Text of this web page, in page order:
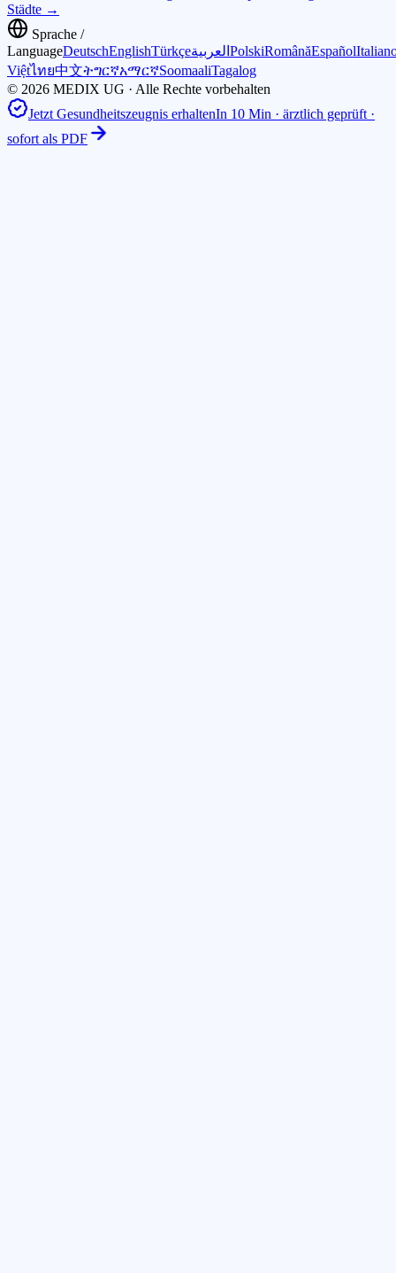
Städte →
Sprache /
LanguageDeutschEnglishTürkçeالعربية PolskiRomânăEspañol
Việtไทย中文ትግርኛአማርኛSoomaaliTagalog
© 2026 MEDIX UG · Alle Rechte vorbehalten
Jetzt Gesundheitszeugnis erhaltenIn 10 Min · ärztlich geprüft ·
sofort als PDF